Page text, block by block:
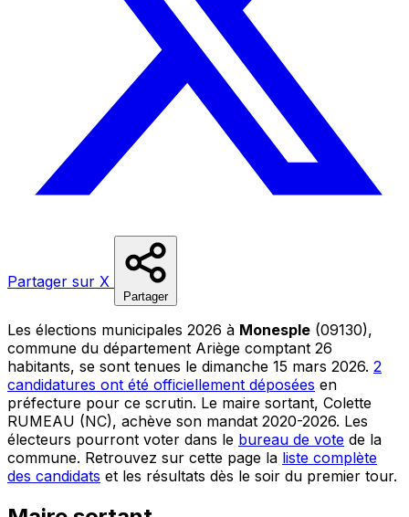
Partager sur X
Partager
Les élections municipales 2026 à Monesple (09130),
commune du département Ariège comptant 26
habitants, se sont tenues le dimanche 15 mars 2026. 2
candidatures ont été officiellement déposées en
préfecture pour ce scrutin. Le maire sortant, Colette
RUMEAU (NC), achève son mandat 2020-2026. Les
électeurs pourront voter dans le bureau de vote de la
commune. Retrouvez sur cette page la liste complète
des candidats et les résultats dès le soir du premier tour.